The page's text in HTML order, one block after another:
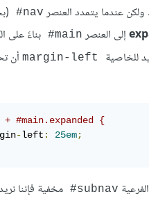
. ولكن عندما يتمدد العنصر nav
#
إلى العنصر main
# بناءً على
للخاصية
أن
+ #main.expanded {
-left : 25em;
subnav
# مخفية فإننا